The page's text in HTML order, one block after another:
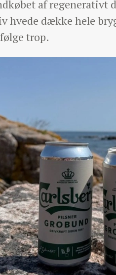
af
hvede dække hele
trop.